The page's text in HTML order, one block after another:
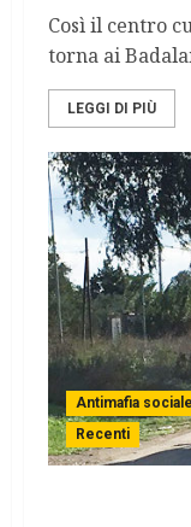
Così il centro
torna ai
LEGGI DI PIÙ
Antimafia sociale
Recenti